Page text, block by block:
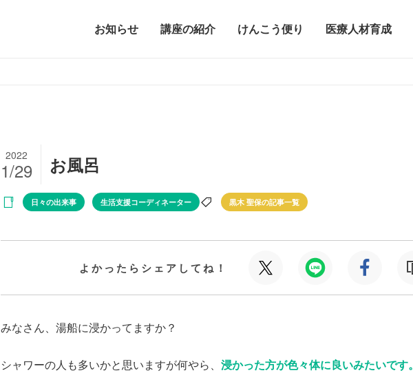
お知らせ 講座の紹介 けんこう便り 医療人材育成
お風呂
2022
1/29
日々の出来事 生活支援コーディネーター 黒木 聖保の記事一覧
よかったらシェアしてね！
みなさん、湯船に浸かってますか？
シャワーの人も多いかと思いますが何やら、 浸かった方が色々体に良いみたいです。